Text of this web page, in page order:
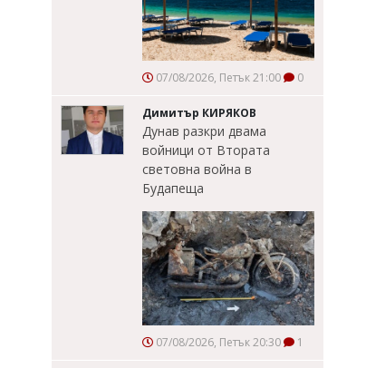
07/08/2026, Петък 21:00 0
Димитър КИРЯКОВ
Дунав разкри двама
войници от Втората
световна война в
Будапеща
07/08/2026, Петък 20:30 1